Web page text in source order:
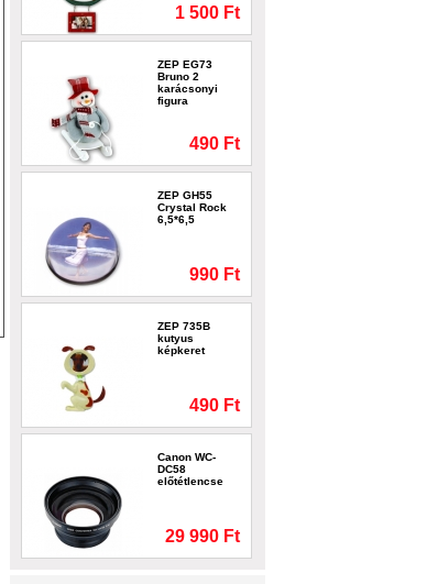
1 500 Ft
ZEP EG73
Bruno 2
karácsonyi
figura
490 Ft
ZEP GH55
Crystal Rock
6,5*6,5
990 Ft
ZEP 735B
kutyus
képkeret
490 Ft
Canon WC-
DC58
előtétlencse
29 990 Ft